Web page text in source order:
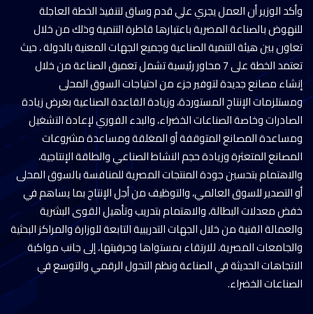
وأكد الوزير أن العمل يجري علي قدم وساق لتنفيذ الخطة العاجلة
للنهوض بالصناعة المصرية باعتبارها قاطرة التنمية وذلك من خلال
تعاون بين هيئة التنمية الصناعية وجميع الجهات المعنية بالدولة ، حيث
تعتمد الخطة على 7 محاور رئيسية تشمل تعميق الصناعة من خلال
إنشاء مصانع جديدة لتوفير جزء من احتياجات السوق المحلى
ومستلزمات الإنتاج المستوردة، وزيادة القاعدة الصناعية بغرض زيادة
الصادرات وخاصة الصناعات الخضراء، والبدء الفوري لإعادة التشغيل
ومساعدة المصانع المتوقفة أو المغلقة ومساعدة مشروعات
المصانع المتعثرة وزيادة حجم النشاط الصناعي والطاقة الإنتاجية،
والاهتمام بتحسين جودة المنتجات المصرية للمنافسة بالسوق المحلى
أو التصدير للسوق العالمي، والتوظيف من أجل الإنتاج بما يساهم في
خفض معدلات البطالة، والاهتمام بتدريب وتأهيل القوى البشرية
والعمالة الفنية من خلال الجهات التدريبية التابعة للوزارة والمراكز البحثية
والجامعات المصرية، للارتقاء بمستواها وحرفيتها، إلى جانب مواكبة
الاتجاهات الحديثة في الصناعة ونظم التحول الرقمي والتوسع في
الصناعات الخضراء.